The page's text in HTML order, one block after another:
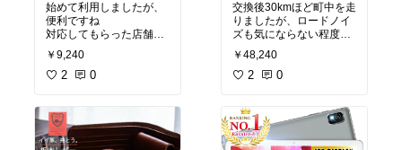
始めて利用しましたが、
便利ですね
対応してもらった店舗さ
んもしっかりと対応して
もらえました
￥9,240
2 0
交換後30kmほど町中を走
りましたが、ロードノイ
ズも気にならない程度の
音で
以前のエコピアより静か
に感じました。
わふわ感も無いので、と
ても良いと感じました。
スタッドレスでトーヨー
￥48,240
2 0